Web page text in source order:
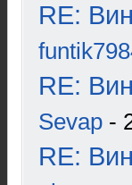
RE:
RE:
Sevap -
RE: